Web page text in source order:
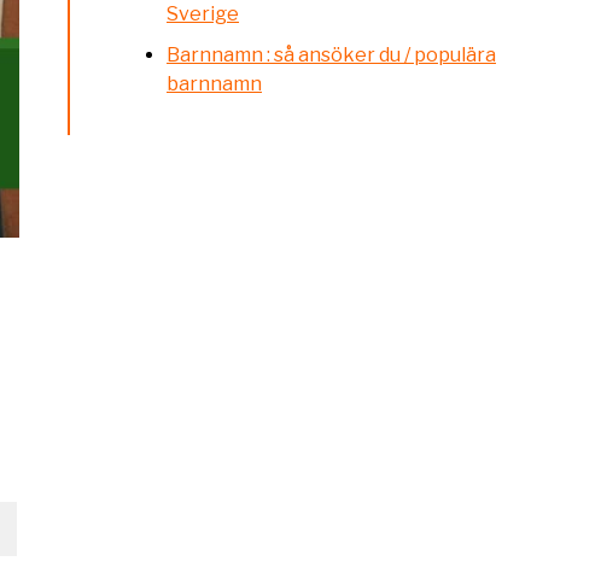
Sverige
Barnnamn : så ansöker du / populära
barnnamn